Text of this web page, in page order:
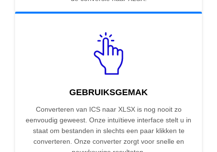
GEBRUIKSGEMAK
Converteren van ICS naar XLSX is nog nooit zo
eenvoudig geweest. Onze intuïtieve interface stelt u in
staat om bestanden in slechts een paar klikken te
converteren. Onze converter zorgt voor snelle en